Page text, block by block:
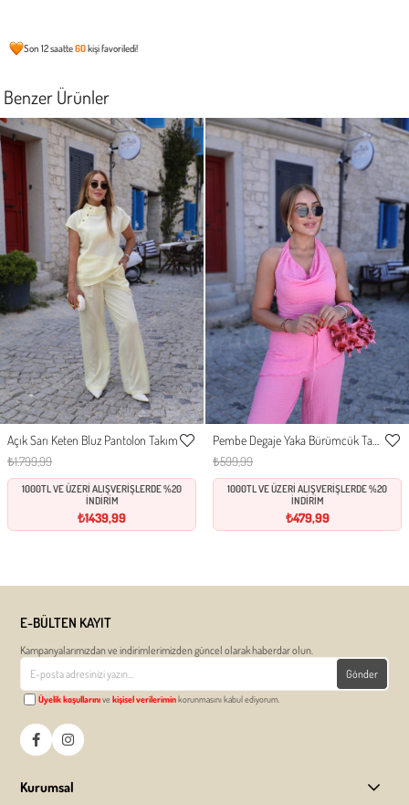
Son 12 saatte60kişi favoriledi!
Benzer Ürünler
Açık Sarı Keten Bluz Pantolon Takım
Favorilere
Ekle
₺1.799,99
1000TL VE ÜZERİ ALIŞVERİŞLERDE %20
İNDİRİM
₺1439,99
S
Ekle
₺599,99
1000TL VE ÜZERİ ALIŞVERİŞLERDE %20
İNDİRİM
₺479,99
E-BÜLTEN KAYIT
Kampanyalarımızdan ve indirimlerimizden güncel olarak haberdar olun.
Gönder
Üyelik koşullarınıvekişisel verileriminkorunmasını kabul ediyorum.
Kurumsal